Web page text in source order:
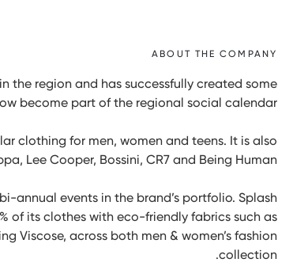
ABOUT THE COMPANY
the region and has successfully created some
become part of the regional social calendar.
clothing for men, women and teens. It is also
Lee Cooper, Bossini, CR7 and Being Human.
annual events in the brand’s portfolio. Splash
of its clothes with eco-friendly fabrics such as
Viscose, across both men & women’s fashion
collection.